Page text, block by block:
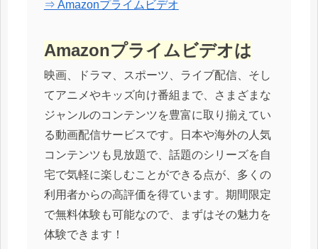
⇒ Amazonプライムビデオ
Amazonプライムビデオは
映画、ドラマ、スポーツ、ライブ配信、そし
てアニメやキッズ向け番組まで、さまざまな
ジャンルのコンテンツを豊富に取り揃えてい
る動画配信サービスです。日本や海外の人気
コンテンツも見放題で、話題のシリーズを自
宅で気軽に楽しむことができる点が、多くの
利用者からの高評価を得ています。期間限定
で無料体験も可能なので、まずはその魅力を
体験できます！